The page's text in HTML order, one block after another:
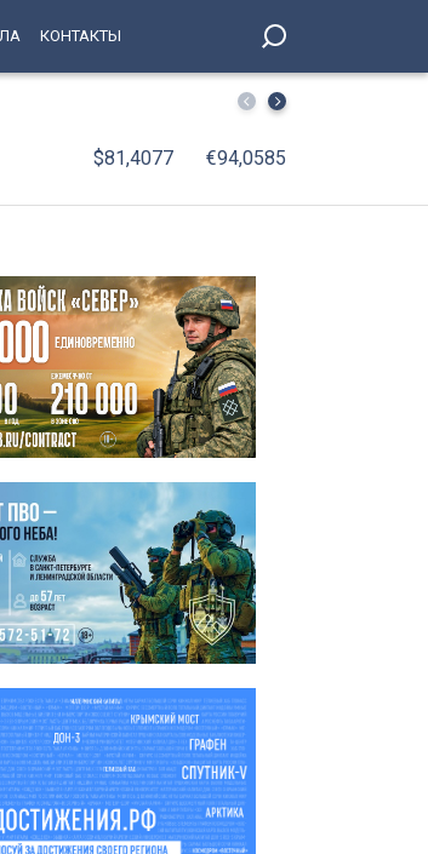
КОНТАКТЫ
«цепочка» на КАД: под Петербургом в
$81,4077 €94,0585